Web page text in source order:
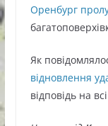
Оренбург
Як
відновлення
відповідь на